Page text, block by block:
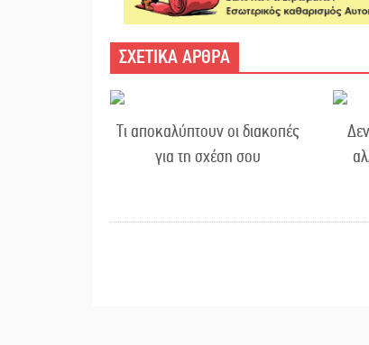
ΣΧΕΤΙΚΑ ΑΡΘΡΑ
Τι αποκαλύπτουν οι διακοπές
για τη σχέση σου